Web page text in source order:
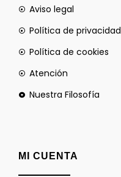
Aviso legal
Política de privacidad
Política de cookies
Atención
Nuestra Filosofía
MI CUENTA